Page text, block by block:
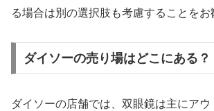
る場合は別の選択肢も考慮することをお
ダイソーの売り場はどこにある？
ダイソーの店舗では、双眼鏡は主にア